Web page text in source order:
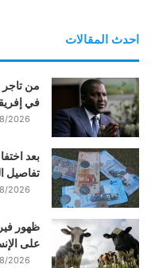
احدث المقالات
من تاجر
في
2026
تفاصيل
2026
ظهور
على
2026